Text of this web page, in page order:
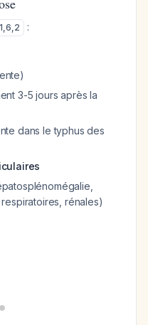
1,6,2 :
3-5 jours après la
dans le typhus des
rénales)